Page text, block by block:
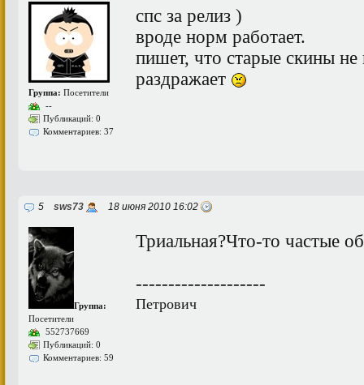
Группа: Посетители
--
Публикаций: 0
Комментариев: 37
спс за релиз )
вроде норм работает.
пишет, что старые скины
раздражает
5 sws73 18 июня 2010 16:02
Группа:
Посетители
552737669
Публикаций: 0
Комментариев: 59
Триальная?Что-то частые
--------------------
Петрович